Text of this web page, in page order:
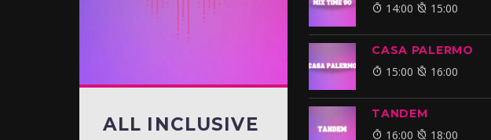
ALL INCLUSIVE
14:00 15:00
CASA PALERMO
15:00 16:00
TANDEM
16:00 18:00